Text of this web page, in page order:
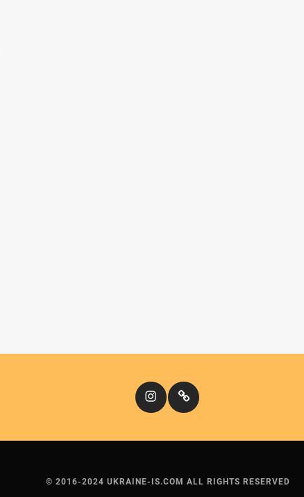
InstagramКіномандри
© 2016-2024 UKRAINE-IS.COM ALL RIGHTS RESERVED